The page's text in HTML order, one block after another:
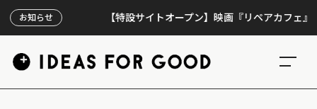
お知らせ 【特設サイトオープン】映画『リペアカフェ』、上